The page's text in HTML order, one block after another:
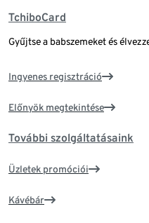
TchiboCard
Gyűjtse a babszemeket és
Ingyenes regisztráció
Előnyök megtekintése
További szolgáltatásaink
Üzletek promóciói
Kávébár